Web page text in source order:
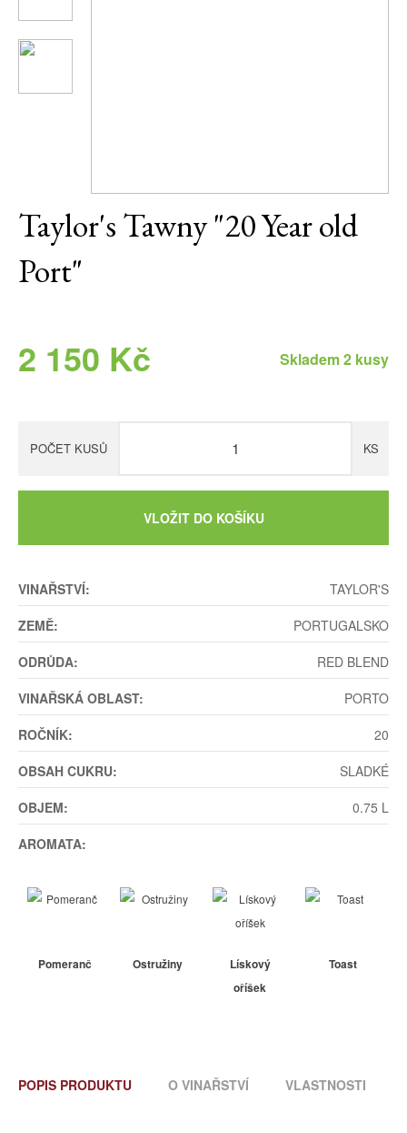
Taylor's Tawny "20 Year old
Port"
2 150 Kč Skladem 2 kusy
POČET KUSŮ KS
VLOŽIT DO KOŠÍKU
VINAŘSTVÍ:
TAYLOR'S
ZEMĚ:
PORTUGALSKO
ODRŮDA:
RED BLEND
VINAŘSKÁ OBLAST:
PORTO
ROČNÍK:
20
OBSAH CUKRU:
SLADKÉ
OBJEM:
0.75 L
AROMATA:
Pomeranč Ostružiny
Lískový
oříšek
Toast
POPIS PRODUKTU O VINAŘSTVÍ VLASTNOSTI